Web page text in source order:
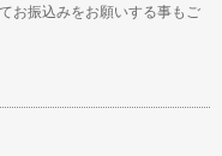
お振込みをお願いする事もご